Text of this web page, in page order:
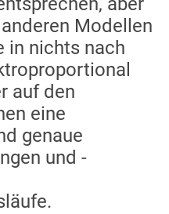
Modellen
in nichts nach
auf den
eine
genaue
und -